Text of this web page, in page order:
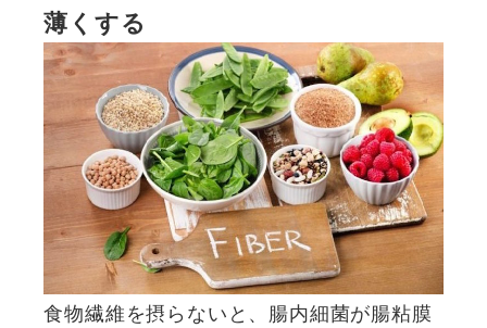
薄くする
食物繊維を摂らないと、腸内細菌が腸粘膜